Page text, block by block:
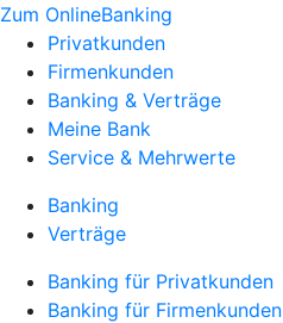
Zum OnlineBanking
Privatkunden
Firmenkunden
Banking & Verträge
Meine Bank
Service & Mehrwerte
Banking
Verträge
Banking für Privatkunden
Banking für Firmenkunden